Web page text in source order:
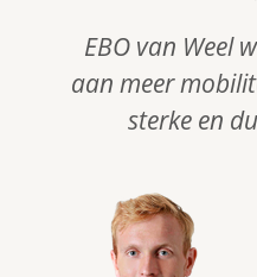
EBO van Weel
aan meer
sterke en